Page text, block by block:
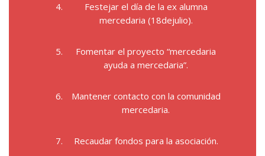
Festejar el día de la ex alumna
mercedaria (18dejulio).
Fomentar el proyecto “mercedaria
ayuda a mercedaria”.
Mantener contacto con la comunidad
mercedaria.
Recaudar fondos para la asociación.